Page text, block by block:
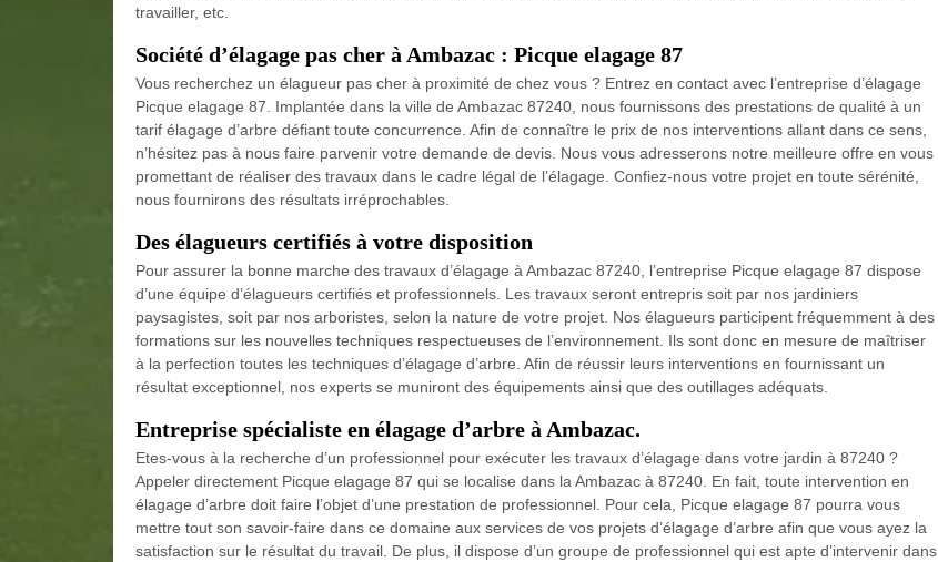
travailler, etc.
Société d’élagage pas cher à Ambazac : Picque elagage 87
Vous recherchez un élagueur pas cher à proximité de chez vous ? Entrez en contact avec l’entreprise d’élagage
Picque elagage 87. Implantée dans la ville de Ambazac 87240, nous fournissons des prestations de qualité à un
tarif élagage d’arbre défiant toute concurrence. Afin de connaître le prix de nos interventions allant dans ce sens,
n’hésitez pas à nous faire parvenir votre demande de devis. Nous vous adresserons notre meilleure offre en vous
promettant de réaliser des travaux dans le cadre légal de l’élagage. Confiez-nous votre projet en toute sérénité,
nous fournirons des résultats irréprochables.
Des élagueurs certifiés à votre disposition
Pour assurer la bonne marche des travaux d’élagage à Ambazac 87240, l’entreprise Picque elagage 87 dispose
d’une équipe d’élagueurs certifiés et professionnels. Les travaux seront entrepris soit par nos jardiniers
paysagistes, soit par nos arboristes, selon la nature de votre projet. Nos élagueurs participent fréquemment à des
formations sur les nouvelles techniques respectueuses de l’environnement. Ils sont donc en mesure de maîtriser
à la perfection toutes les techniques d’élagage d’arbre. Afin de réussir leurs interventions en fournissant un
résultat exceptionnel, nos experts se muniront des équipements ainsi que des outillages adéquats.
Entreprise spécialiste en élagage d’arbre à Ambazac.
Etes-vous à la recherche d’un professionnel pour exécuter les travaux d’élagage dans votre jardin à 87240 ?
Appeler directement Picque elagage 87 qui se localise dans la Ambazac à 87240. En fait, toute intervention en
élagage d’arbre doit faire l’objet d’une prestation de professionnel. Pour cela, Picque elagage 87 pourra vous
mettre tout son savoir-faire dans ce domaine aux services de vos projets d’élagage d’arbre afin que vous ayez la
satisfaction sur le résultat du travail. De plus, il dispose d’un groupe de professionnel qui est apte d’intervenir dans